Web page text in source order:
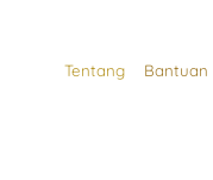
Tentang Bantuan